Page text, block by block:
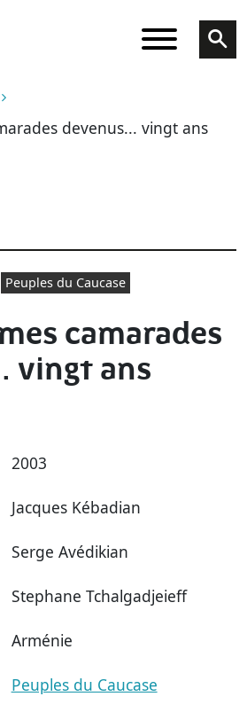
devenus... vingt ans
Peuples du Caucase
camarades
vingt ans
2003
Jacques Kébadian
Serge Avédikian
Stephane Tchalgadjeieff
Arménie
Peuples du Caucase